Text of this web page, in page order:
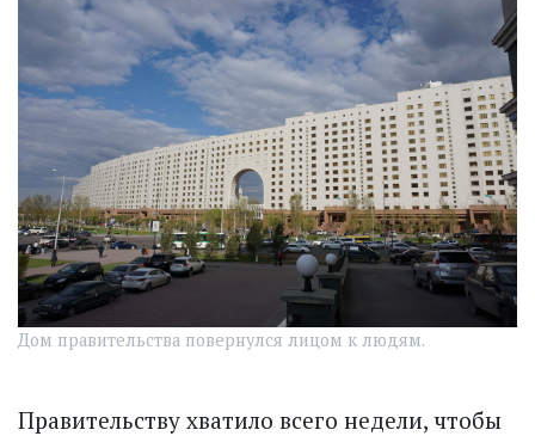
Дом правительства повернулся лицом к людям.
Правительству хватило всего недели, чтобы